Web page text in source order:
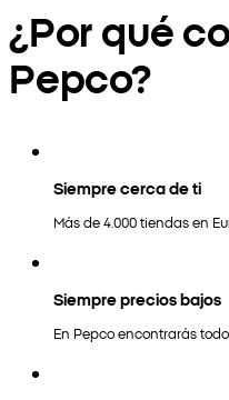
¿Por qué
Pepco?
Siempre cerca de ti
Más de 4.000 tiendas en
Siempre precios bajos
En Pepco encontrarás